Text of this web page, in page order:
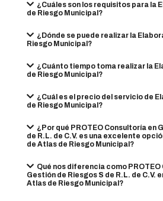
¿Cuáles son los requisitos para la
de Riesgo Municipal?
¿Dónde se puede realizar la
Riesgo Municipal?
¿Cuánto tiempo toma realizar la
de Riesgo Municipal?
¿Cuál es el precio del servicio de
de Riesgo Municipal?
¿Por qué PROTEO Consultoría en
de R.L. de C.V. es una excelente
de Atlas de Riesgo Municipal?
Qué nos diferencia como
Gestión de Riesgos S de R.L. de C.V.
Atlas de Riesgo Municipal?